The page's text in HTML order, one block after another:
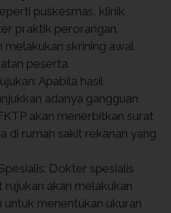
puskesmas, klinik
praktik perorangan.
skrining awal
peserta.
Apabila hasil
adanya gangguan
akan menerbitkan surat
di rumah sakit rekanan yang
Dokter spesialis
rujukan akan melakukan
untuk menentukan ukuran